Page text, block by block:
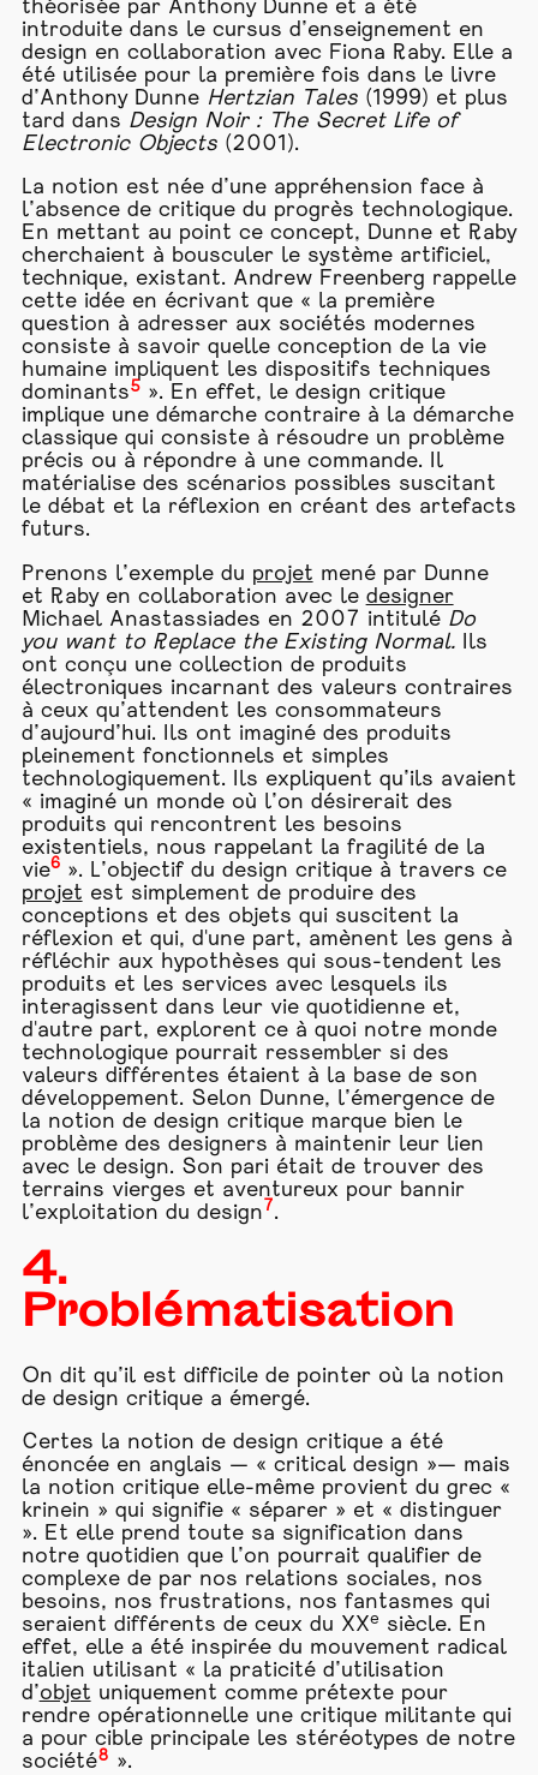
théorisée par Anthony Dunne et a été
introduite dans le cursus d’enseignement en
design en collaboration avec Fiona Raby. Elle a
été utilisée pour la première fois dans le livre
d’Anthony Dunne Hertzian Tales(1999) et plus
tard dans Design Noir : The Secret Life of
Electronic Objects(2001).
La notion est née d’une appréhension face à
l’absence de critique du progrès technologique.
En mettant au point ce concept, Dunne et Raby
cherchaient à bousculer le système artificiel,
technique, existant. Andrew Freenberg rappelle
cette idée en écrivant que « la première
question à adresser aux sociétés modernes
consiste à savoir quelle conception de la vie
humaine impliquent les dispositifs techniques
dominants5». En effet, le design critique
implique une démarche contraire à la démarche
classique qui consiste à résoudre un problème
précis ou à répondre à une commande. Il
matérialise des scénarios possibles suscitant
le débat et la réflexion en créant des artefacts
futurs.
Prenons l’exemple du projet mené par Dunne
et Raby en collaboration avec le designer
Michael Anastassiades en 2007 intitulé Do
you want to Replace the Existing Normal.Ils
ont conçu une collection de produits
électroniques incarnant des valeurs contraires
à ceux qu’attendent les consommateurs
d’aujourd’hui. Ils ont imaginé des produits
pleinement fonctionnels et simples
technologiquement. Ils expliquent qu’ils avaient
« imaginé un monde où l’on désirerait des
produits qui rencontrent les besoins
existentiels, nous rappelant la fragilité de la
vie6». L’objectif du design critique à travers ce
projet est simplement de produire des
conceptions et des objets qui suscitent la
réflexion et qui, d'une part, amènent les gens à
réfléchir aux hypothèses qui sous-tendent les
produits et les services avec lesquels ils
interagissent dans leur vie quotidienne et,
d'autre part, explorent ce à quoi notre monde
technologique pourrait ressembler si des
valeurs différentes étaient à la base de son
développement. Selon Dunne, l’émergence de
la notion de design critique marque bien le
problème des designers à maintenir leur lien
avec le design. Son pari était de trouver des
terrains vierges et aventureux pour bannir
l’exploitation du design 7 .
4.
Problématisation
On dit qu’il est difficile de pointer où la notion
de design critique a émergé.
Certes la notion de design critique a été
énoncée en anglais — « critical design »— mais
la notion critique elle-même provient du grec «
krinein » qui signifie « séparer » et « distinguer
». Et elle prend toute sa signification dans
notre quotidien que l’on pourrait qualifier de
complexe de par nos relations sociales, nos
besoins, nos frustrations, nos fantasmes qui
seraient différents de ceux du XXe
siècle. En
effet, elle a été inspirée du mouvement radical
italien utilisant « la praticité d’utilisation
d’objet uniquement comme prétexte pour
rendre opérationnelle une critique militante qui
a pour cible principale les stéréotypes de notre
société8 ».